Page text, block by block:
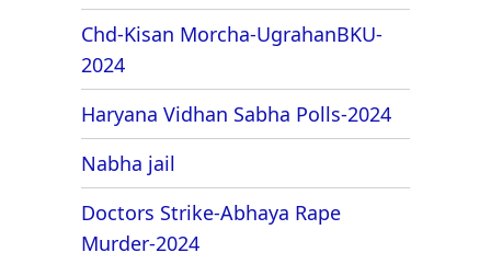
Chd-Kisan Morcha-UgrahanBKU-
2024
Haryana Vidhan Sabha Polls-2024
Nabha jail
Doctors Strike-Abhaya Rape
Murder-2024